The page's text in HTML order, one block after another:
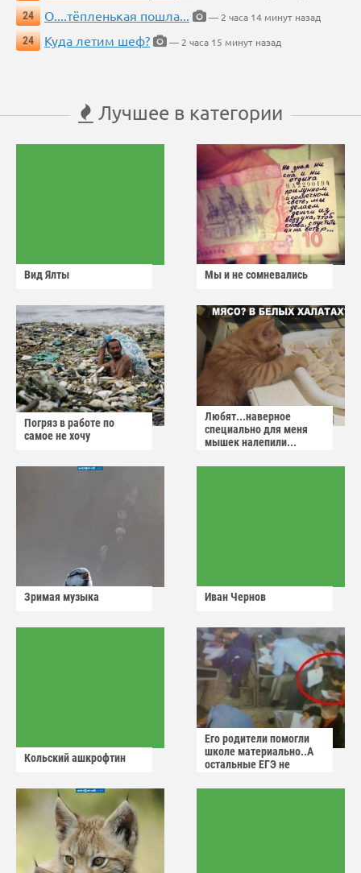
24
О....тёпленькая пошла...
— 2 часа 14 минут назад
24
Куда летим шеф? — 2 часа 15 минут назад
Лучшее в категории
Вид Ялты Мы и не сомневались
Погряз в работе по
самое не хочу
Любят...наверное
специально для меня
мышек налепили...
Зримая музыка Иван Чернов
Кольский ашкрофтин
Его родители помогли
школе материально..А
остальные ЕГЭ не